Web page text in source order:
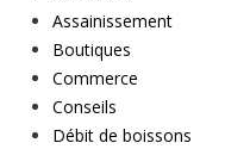
Assainissement
Boutiques
Commerce
Conseils
Débit de boissons